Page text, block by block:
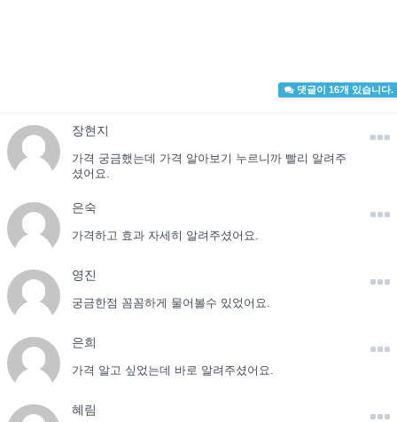
댓글이 16개 있습니다.
장현지
가격 궁금했는데 가격 알아보기 누르니까 빨리 알려주
셨어요.
은숙
가격하고 효과 자세히 알려주셨어요.
영진
궁금한점 꼼꼼하게 물어볼수 있었어요.
은희
가격 알고 싶었는데 바로 알려주셨어요.
혜림